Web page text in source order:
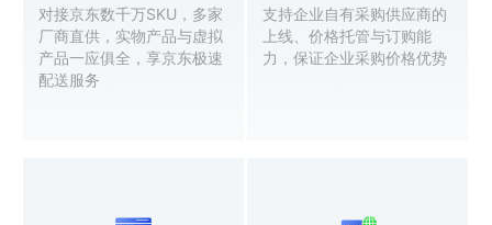
对接京东数千万SKU，多家
厂商直供，实物产品与虚拟
产品一应俱全，享京东极速
配送服务
支持企业自有采购供应商的
上线、价格托管与订购能
力，保证企业采购价格优势